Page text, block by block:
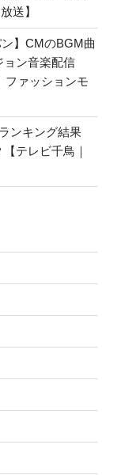
送】
】CMのBGM曲
ョン音楽配信
ファッションモ
ンキング結果
テレビ千鳥｜